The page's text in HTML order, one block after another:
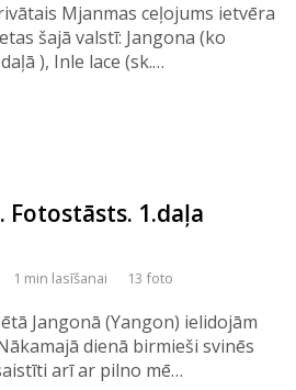
Mjanmas ceļojums ietvēra
šajā valstī: Jangona (ko
), Inle lace (sk.…
Fotostāsts. 1.daļa
1 min lasīšanai 13 foto
Jangonā (Yangon) ielidojām
dienā birmieši svinēs
arī ar pilno mē…